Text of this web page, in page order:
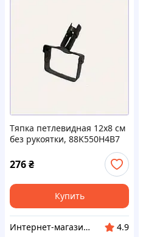
Тяпка петлевидная 12х8 см
без рукоятки, 88K550H4B7
276₴
Купить
Интернет-магазин "SmartShop"
4.9